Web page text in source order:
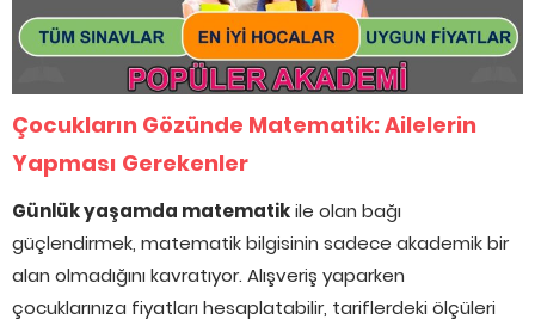
Çocukların Gözünde Matematik: Ailelerin
Yapması Gerekenler
Günlük yaşamda matematikile olan bağı
güçlendirmek, matematik bilgisinin sadece akademik bir
alan olmadığını kavratıyor. Alışveriş yaparken
çocuklarınıza fiyatları hesaplatabilir, tariflerdeki ölçüleri